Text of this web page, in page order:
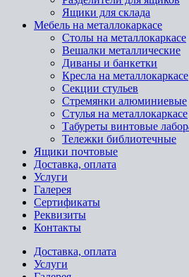
Ящики для склада
Мебель на металлокаркасе
Cтолы на металлокаркасе
Вешалки металлические
Диваны и банкетки
Кресла на металлокаркасе
Секции стульев
Стремянки алюминиевые
Стулья на металлокаркасе
Табуреты винтовые
Тележки библиотечные
Ящики почтовые
Доставка, оплата
Услуги
Галерея
Сертификаты
Реквизиты
Контакты
Доставка, оплата
Услуги